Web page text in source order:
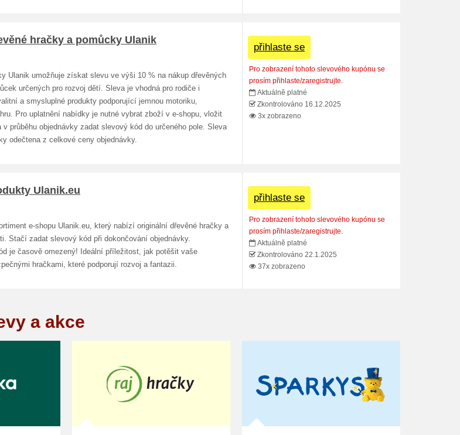
hračky a pomůcky Ulanik
Ulanik umožňuje získat slevu ve výši 10 % na nákup dřevěných
určených pro rozvoj dětí. Sleva je vhodná pro rodiče i
a smysluplné produkty podporující jemnou motoriku,
Pro uplatnění nabídky je nutné vybrat zboží v e-shopu, vložit
průběhu objednávky zadat slevový kód do určeného pole. Sleva
odečtena z celkové ceny objednávky.
přihlaste se
Pro zobrazení tohoto slevového kupónu se
prosím přihlaste/zaregistrujte.
Aktuálně platné
Zkontrolováno 16.12.2025
3x zobrazeno
Ulanik.eu
e-shopu Ulanik.eu, který nabízí originální dřevěné hračky a
Stačí zadat slevový kód při dokončování objednávky.
je časově omezený! Ideální příležitost, jak potěšit vaše
hračkami, které podporují rozvoj a fantazii.
přihlaste se
Pro zobrazení tohoto slevového kupónu se
prosím přihlaste/zaregistrujte.
Aktuálně platné
Zkontrolováno 22.1.2025
37x zobrazeno
a akce